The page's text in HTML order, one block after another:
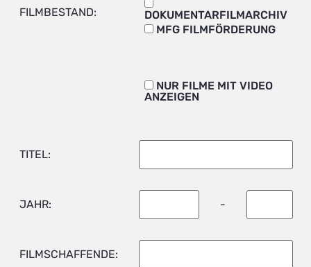
FILMBESTAND:
DOKUMENTARFILMARCHIV
MFG FILMFÖRDERUNG
NUR FILME MIT VIDEO
ANZEIGEN
TITEL:
JAHR: -
FILMSCHAFFENDE: